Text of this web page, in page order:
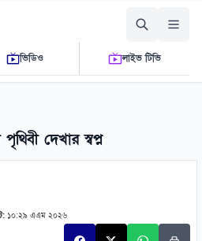
AJKER PROTTASHA
ভিডিও লাইভ টিভি
দেখার স্বপ্ন
১০:২৯ এএম ২০২৬